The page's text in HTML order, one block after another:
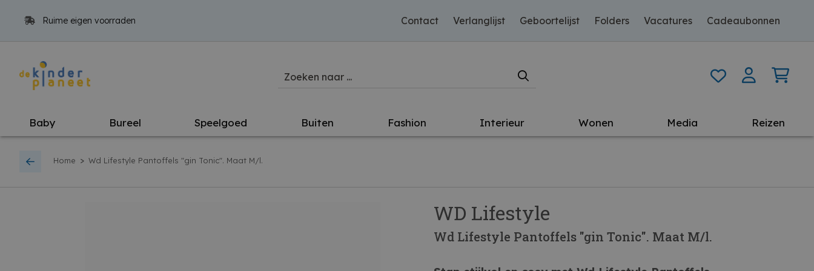
Ruime eigen voorraden Contact Verlanglijst Geboortelijst Folders Vacatures Cadeaubonnen
Baby Bureel Speelgoed Buiten Fashion Interieur Wonen Media Reizen
Home > Wd Lifestyle Pantoffels "gin Tonic". Maat M/l.
WD Lifestyle
Wd Lifestyle Pantoffels "gin Tonic". Maat M/l.